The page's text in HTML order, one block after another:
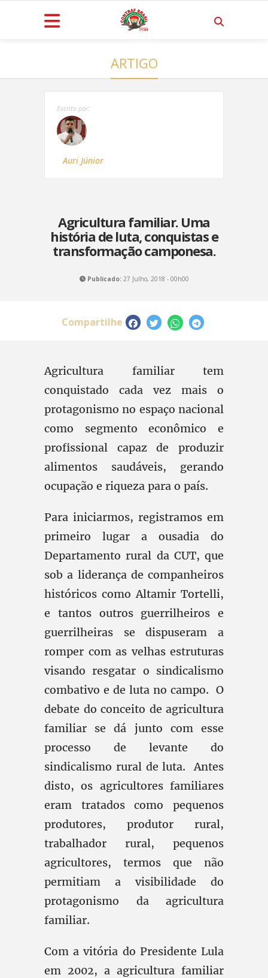
ARTIGO
Escrito por:
Auri Júnior
Agricultura familiar. Uma
história de luta, conquistas e
transformação camponesa.
Publicado:27 Julho, 2018 - 00h00
Compartilhe
Agricultura familiar tem
conquistado cada vez mais o
protagonismo no espaço nacional
como segmento econômico e
profissional capaz de produzir
alimentos saudáveis, gerando
ocupação e riqueza para o país.
Para iniciarmos, registramos em
primeiro lugar a ousadia do
Departamento rural da CUT, que
sob a liderança de companheiros
históricos como Altamir Tortelli,
e tantos outros guerrilheiros e
guerrilheiras se dispuseram a
romper com as velhas estruturas
visando resgatar o sindicalismo
combativo e de luta no campo. O
debate do conceito de agricultura
familiar se dá junto com esse
processo de levante do
sindicalismo rural de luta. Antes
disto, os agricultores familiares
eram tratados como pequenos
produtores, produtor rural,
trabalhador rural, pequenos
agricultores, termos que não
permitiam a visibilidade do
protagonismo da agricultura
familiar.
Com a vitória do Presidente Lula
em 2002, a agricultura familiar